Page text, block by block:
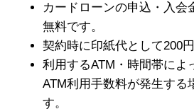
カードローンの申込・入会
無料です。
契約時に印紙代として200円
利用するATM・時間帯によ
ATM利用手数料が発生する
す。